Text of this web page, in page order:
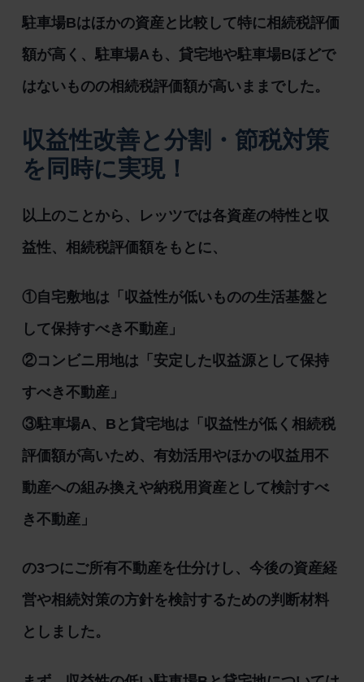
駐車場Bはほかの資産と比較して特に相続税評価
額が高く、駐車場Aも、貸宅地や駐車場Bほどで
はないものの相続税評価額が高いままでした。
収益性改善と分割・節税対策
を同時に実現！
以上のことから、レッツでは各資産の特性と収
益性、相続税評価額をもとに、
①自宅敷地は「収益性が低いものの生活基盤と
して保持すべき不動産」
②コンビニ用地は「安定した収益源として保持
すべき不動産」
③駐車場A、Bと貸宅地は「収益性が低く相続税
評価額が高いため、有効活用やほかの収益用不
動産への組み換えや納税用資産として検討すべ
き不動産」
の3つにご所有不動産を仕分けし、今後の資産経
営や相続対策の方針を検討するための判断材料
としました。